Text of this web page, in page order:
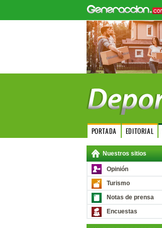
PORTADA EDITORIAL
Nuestros sitios
Opinión
Turismo
Notas de prensa
Encuestas